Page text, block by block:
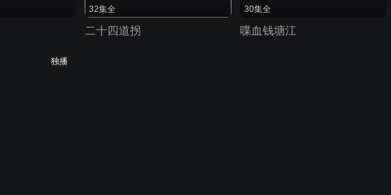
32集全
二十四道拐
30集全
喋血钱塘江
独播